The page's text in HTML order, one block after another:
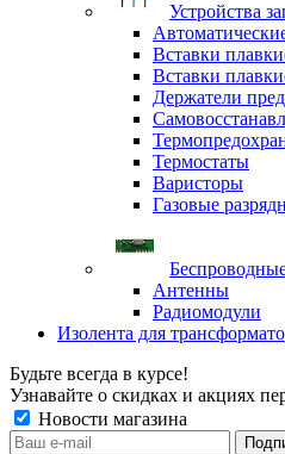
Устройства
Вставки
Вставки
Держатели
Термостаты
Варисторы
Газовые
Антенны
Радиомодули
Изолента для
Будьте всегда в курсе!
Узнавайте о скидках и акциях
Новости магазина